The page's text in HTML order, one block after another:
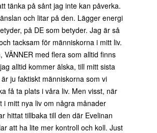
tänka på sånt jag inte kan påverka.
och litar på den. Lägger energi
på DE som betyder. Jag är så
tacksam för människorna i mitt liv.
VÄNNER med flera som alltid finns
alltid kommer älska, till mitt sista
ju faktiskt människorna som vi
få ta plats i våra liv. Men visst, när
i mitt nya liv om några månader
hittat tillbaka till den där Evelinan
att ha lite mer kontroll och koll. Just